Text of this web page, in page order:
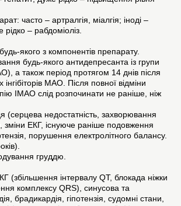
часто – артралгія, міалгія; іноді –
рідко – рабдоміоліз.
якого з компонентів препарату.
будь-якого антидепресанта із групи
а також період протягом 14 днів після
МАО. Після повної відміни
ІМАО слід розпочинати не раніше, ніж
(серцева недостатність, захворювання
зміни ЕКГ, існуюче раніше подовження
порушення електролітного балансу.
груддю.
(збільшення інтервалу QT, блокада ніжки
комплексу QRS), синусова та
брадикардія, гіпотензія, судомні стани,